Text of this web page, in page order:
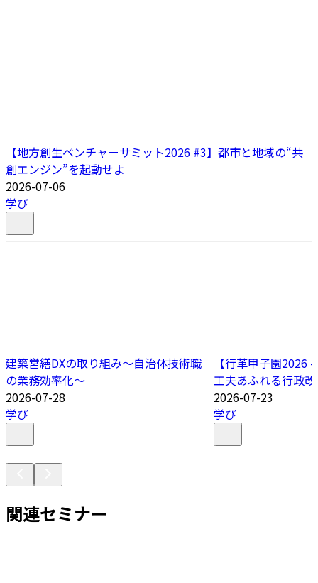
【地方創生ベンチャーサミット2026 #3】都市と地域の“共
創エンジン”を起動せよ
2026-07-06
学び
建築営繕DXの取り組み～自治体技術職
の業務効率化～
2026-07-28
学び
【行革甲子園2026
工夫あふれる行政
2026-07-23
学び
関連セミナー